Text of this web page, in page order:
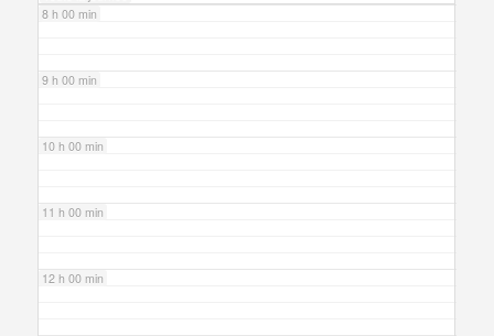
8 h 00 min
9 h 00 min
10 h 00 min
11 h 00 min
12 h 00 min